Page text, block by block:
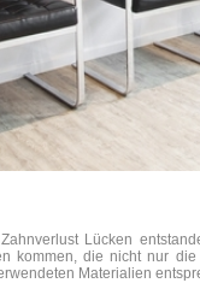
Lücken
kommen, die nicht nur
Materialien